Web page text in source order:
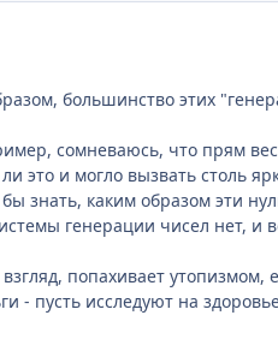
большинство этих
сомневаюсь, что прям
это и могло вызвать столь
знать, каким образом эти
генерации чисел нет,
попахивает утопизмом,
- пусть исследуют на